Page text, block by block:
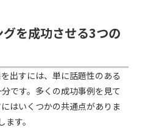
を成功させる3つの
出すには、単に話題性のある
です。多くの成功事例を見て
はいくつかの共通点がありま
す。